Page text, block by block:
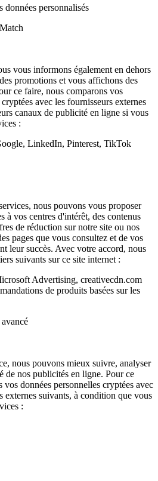
données personnalisés
vous informons également en dehors
promotions et vous affichons des
ce faire, nous comparons vos
avec les fournisseurs externes
canaux de publicité en ligne si vous
:
LinkedIn, Pinterest, TikTok
nous pouvons vous proposer
à vos centres d'intérêt, des contenus
de réduction sur notre site ou nos
pages que vous consultez et de vos
leur succès. Avec votre accord, nous
suivants sur ce site internet :
Advertising, creativecdn.com
de produits basées sur les
nous pouvons mieux suivre, analyser
de nos publicités en ligne. Pour ce
vos données personnelles cryptées avec
externes suivants, à condition que vous
: